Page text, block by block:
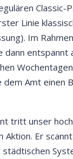
Classic-
Linie
Im
dann entspannt
dem Amt einen
tritt unser
Aktion. Er